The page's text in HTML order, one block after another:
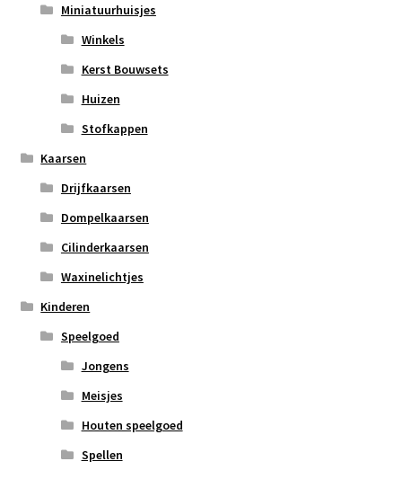
Miniatuurhuisjes
Winkels
Kerst Bouwsets
Huizen
Stofkappen
Kaarsen
Drijfkaarsen
Dompelkaarsen
Cilinderkaarsen
Waxinelichtjes
Kinderen
Speelgoed
Jongens
Meisjes
Houten speelgoed
Spellen